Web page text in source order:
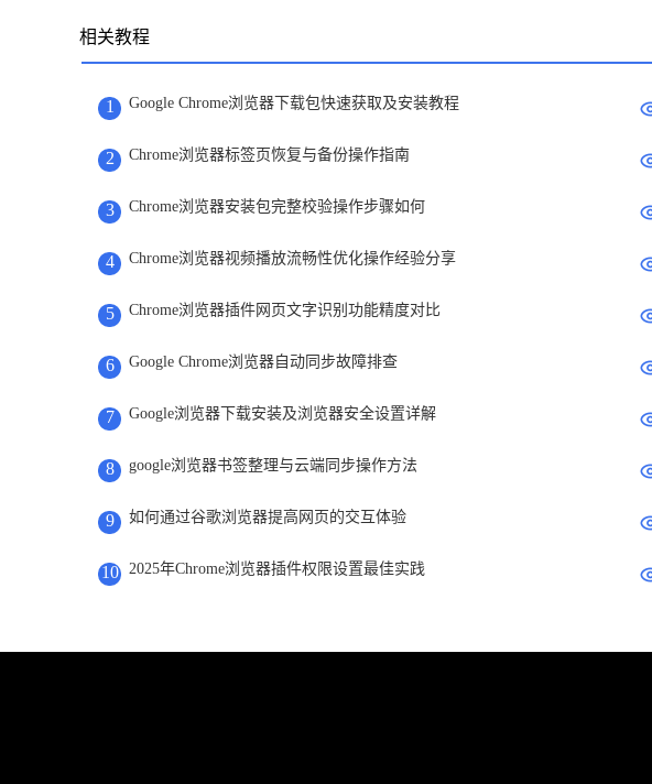
相关教程
1 Google Chrome浏览器下载包快速获取及安装教程
2 Chrome浏览器标签页恢复与备份操作指南
3 Chrome浏览器安装包完整校验操作步骤如何
4 Chrome浏览器视频播放流畅性优化操作经验分享
5 Chrome浏览器插件网页文字识别功能精度对比
6 Google Chrome浏览器自动同步故障排查
7 Google浏览器下载安装及浏览器安全设置详解
8 google浏览器书签整理与云端同步操作方法
9 如何通过谷歌浏览器提高网页的交互体验
10 2025年Chrome浏览器插件权限设置最佳实践